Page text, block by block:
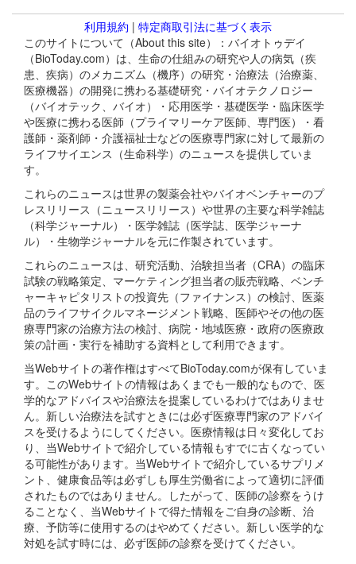
利用規約 | 特定商取引法に基づく表示
このサイトについて（About this site）：バイオトゥデイ
（BioToday.com）は、生命の仕組みの研究や人の病気（疾
患、疾病）のメカニズム（機序）の研究・治療法（治療薬、
医療機器）の開発に携わる基礎研究・バイオテクノロジー
（バイオテック、バイオ）・応用医学・基礎医学・臨床医学
や医療に携わる医師（プライマリーケア医師、専門医）・看
護師・薬剤師・介護福祉士などの医療専門家に対して最新の
ライフサイエンス（生命科学）のニュースを提供していま
す。
これらのニュースは世界の製薬会社やバイオベンチャーのプ
レスリリース（ニュースリリース）や世界の主要な科学雑誌
（科学ジャーナル）・医学雑誌（医学誌、医学ジャーナ
ル）・生物学ジャーナルを元に作製されています。
これらのニュースは、研究活動、治験担当者（CRA）の臨床
試験の戦略策定、マーケティング担当者の販売戦略、ベンチ
ャーキャピタリストの投資先（ファイナンス）の検討、医薬
品のライフサイクルマネージメント戦略、医師やその他の医
療専門家の治療方法の検討、病院・地域医療・政府の医療政
策の計画・実行を補助する資料として利用できます。
当Webサイトの著作権はすべてBioToday.comが保有していま
す。このWebサイトの情報はあくまでも一般的なもので、医
学的なアドバイスや治療法を提案しているわけではありませ
ん。新しい治療法を試すときには必ず医療専門家のアドバイ
スを受けるようにしてください。医療情報は日々変化してお
り、当Webサイトで紹介している情報もすでに古くなってい
る可能性があります。当Webサイトで紹介しているサプリメ
ント、健康食品等は必ずしも厚生労働省によって適切に評価
されたものではありません。したがって、医師の診察をうけ
ることなく、当Webサイトで得た情報をご自身の診断、治
療、予防等に使用するのはやめてください。新しい医学的な
対処を試す時には、必ず医師の診察を受けてください。